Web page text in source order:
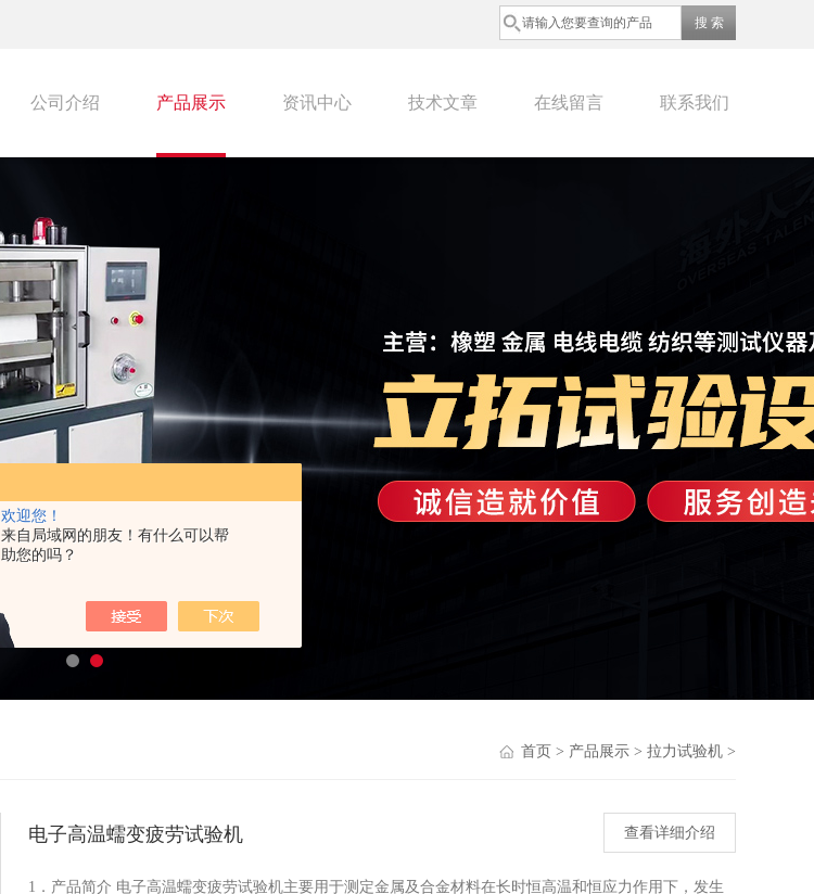
欢迎您！
来自局域网的朋友！有什么可以帮
助您的吗？
公司介绍 产品展示 资讯中心 技术文章 在线留言 联系我们
首页 > 产品展示 > 拉力试验机 >
电子高温蠕变疲劳试验机 查看详细介绍
1．产品简介 电子高温蠕变疲劳试验机主要用于测定金属及合金材料在长时恒高温和恒应力作用下，发生